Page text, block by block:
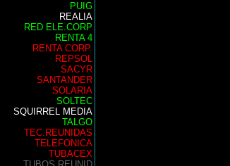
PUIG
REALIA
RED ELE.CORP
RENTA 4
RENTA CORP.
REPSOL
SACYR
SANTANDER
SOLARIA
SOLTEC
SQUIRREL MEDIA
TALGO
TEC.REUNIDAS
TELEFONICA
TUBACEX